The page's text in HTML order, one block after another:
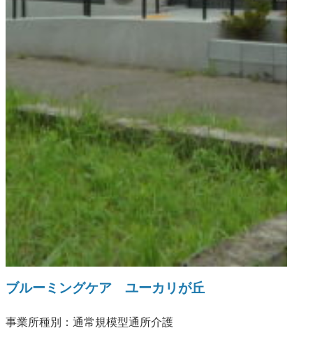
ブルーミングケア ユーカリが丘
事業所種別：通常規模型通所介護